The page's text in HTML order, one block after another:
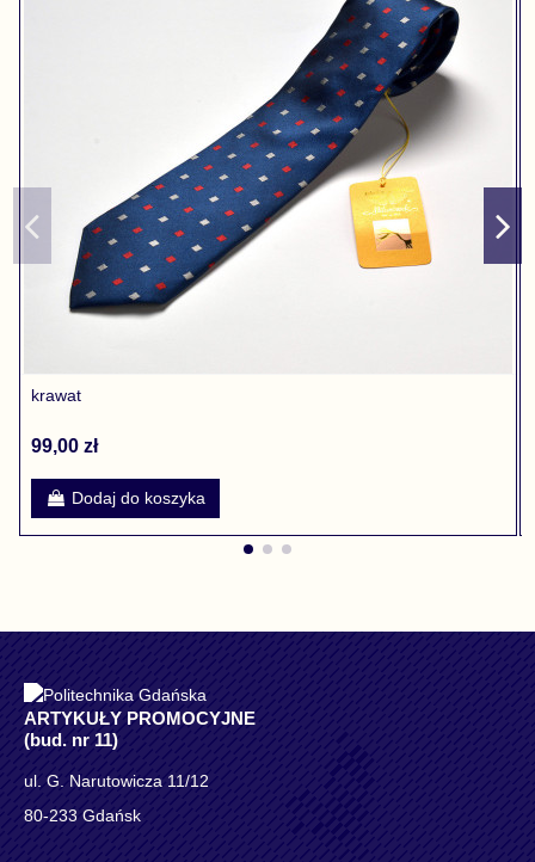
krawat
99,00 zł
Dodaj do koszyka
ARTYKUŁY PROMOCYJNE
(bud. nr 11)
ul. G. Narutowicza 11/12
80-233 Gdańsk